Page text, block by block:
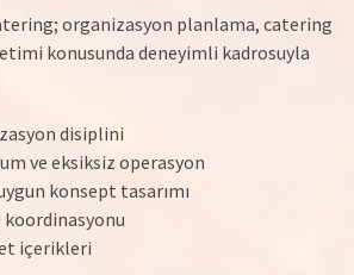
organizasyon planlama, catering
konusunda deneyimli kadrosuyla
disiplini
ve eksiksiz operasyon
konsept tasarımı
içerikleri